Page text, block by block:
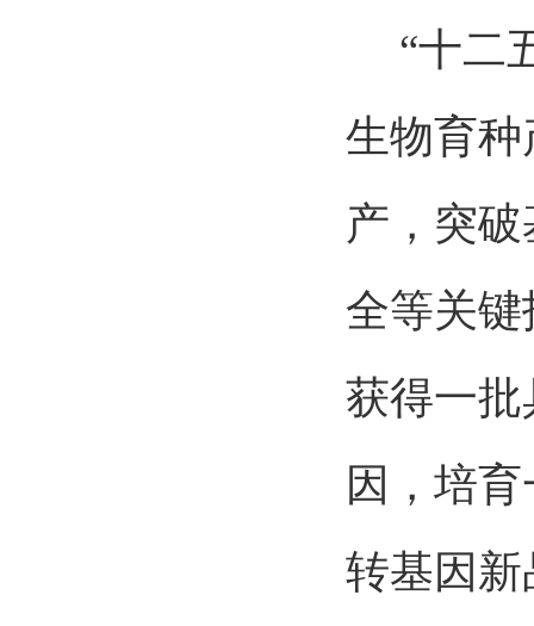
“十二
生物育
产，突
全等关
获得一
因，培
转基因